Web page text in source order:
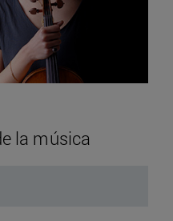
la música